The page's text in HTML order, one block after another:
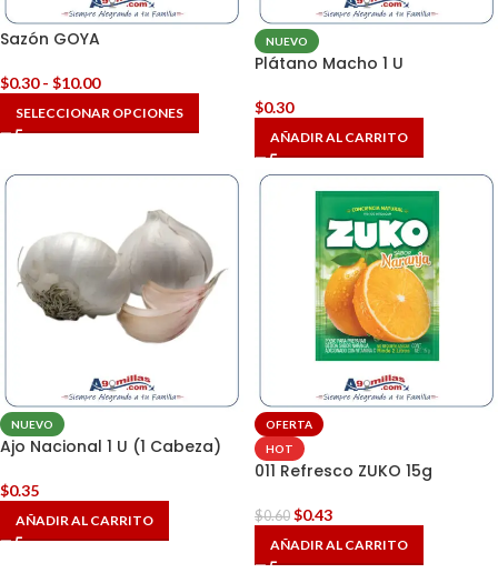
Sazón GOYA
$0.30 - $10.00
SELECCIONAR OPCIONES
NUEVO
Plátano Macho 1 U
$0.30
AÑADIR AL CARRITO
NUEVO
Ajo Nacional 1 U (1 Cabeza)
$0.35
AÑADIR AL CARRITO
OFERTA
HOT
011 Refresco ZUKO 15g
$0.60 $0.43
AÑADIR AL CARRITO